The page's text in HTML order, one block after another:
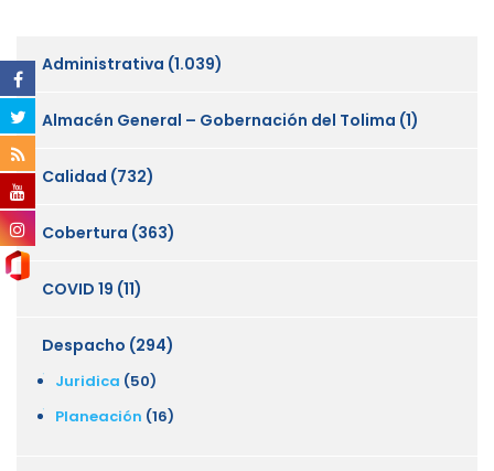
Administrativa (1.039)
Almacén General – Gobernación del Tolima (1)
Calidad (732)
Cobertura (363)
COVID 19 (11)
Despacho (294)
Juridica (50)
Planeación (16)